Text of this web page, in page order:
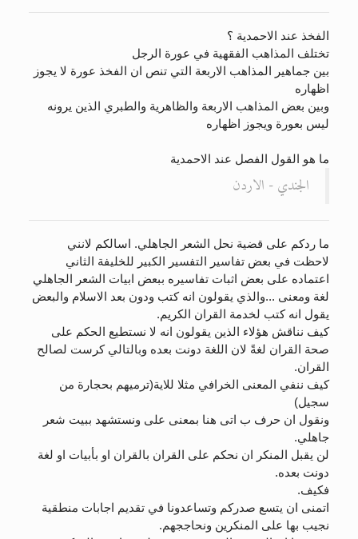
الفخذ عند الاحمدية ؟
تختلف المذاهب الفقهية في عورة الرجل
بين جماهير المذاهب الاربعة التي تنص ان الفخذ عورة لا يجوز
اظهاره
وبين بعض المذاهب الاربعة والظاهرية والطبري الذين يرونه
ليس بعورة ويجوز اظهاره
ما هو القول الفصل عند الاحمدية
الجندي - الاردن
ما ردكم على قضية نحل الشعر الجاهلي. اسالكم لانني
لاحظت في بعض تفاسير التفسير الكبير للخليفة الثاني
اعتماده على بعض اثبات تفاسيره ببعض ابيات الشعر الجاهلي
لغة ومعنى ...والذي يقولون انه كتب ودون بعد الاسلام والبعض
يقول انه كتب لخدمة القران الكريم.
كيف نناقش هؤلاء الذين يقولون انه لا نستطيع الحكم على
صحة القران لغةً لان اللغة دونت بعده وبالتالي كرست لصالح
القران.
كيف ننفي المعنى الخرافي مثلا للاية(ترميهم بحجارة من
سجيل)
ونقول ان حرف ب اتى هنا بمعنى على ونستشهد ببيت شعر
جاهلي.
لن يقبل المنكر ان نحكم على القران بالقران او بأبيات او لغة
دونت بعده.
فكيف.
اتمنى ان يتسع صدركم وتساعدونا في تقديم اجابات منطقية
نجيب بها على المنكرين ونحاججهم.